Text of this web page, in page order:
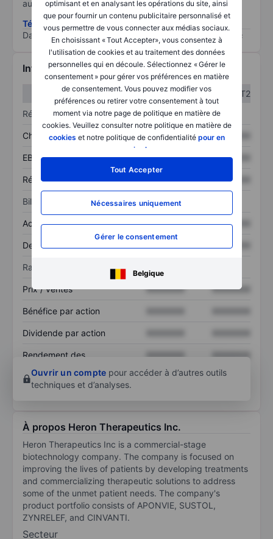
optimisant et en analysant les opérations du site, ainsi
que pour fournir un contenu publicitaire personnalisé et
vous permettre de vous connecter aux médias sociaux.
En choisissant « Tout Accepter», vous consentez à
l'utilisation de cookies et au traitement des données
personnelles qui en découle. Sélectionnez « Gérer le
consentement » pour gérer vos préférences en matière
de consentement. Vous pouvez modifier vos
préférences ou retirer votre consentement à tout
moment via notre page de politique en matière de
cookies. Veuillez consulter notre politique en matière de
cookies et notre politique de confidentialité pour en
savoir plus
Tout Accepter
Nécessaires uniquement
Gérer le consentement
Belgique
au risque le plus élevé).
Télécharger la méthodologie ESG (en anglais)
Data provided by
Informations financières
T1
T2
Résultats
Chiffre d’affaires XXXXXXX XXXXXXX
EBITDA XXXXXXX XXXXXXX
Résultat net XXXXXXX XXXXXXX
Bilan
Actif total XXXXXXX XXXXXXX
Dette totale XXXXXXX
Ratios
Prix / ventes XXXXXXX XXXXXXX
Bénéfice par action
Dividende par action
Rendement des
XXXXXXX
XXXXXXX
Ouvrir un compte pour accéder à d’autres outils
techniques et d’analyses.
À propos Heron Therapeutics Inc.
Heron Therapeutics Inc is a commercial-stage
biotechnology company. The company is focused on
improving the lives of patients by developing treatments
and commercializing therapeutic solutions to address
some of the unmet patient needs. The company's
product portfolio consists of APONVIE, SUSTOL,
ZYNRELEF, and CINVANTI.
Secteur